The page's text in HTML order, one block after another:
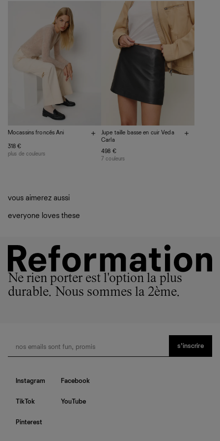
vos vêtements de ne pas finir dans les décharges, mais
plutôt sur d’autres personnes
La circularité chez Ref
En savoir plus
sur le développement durable chez Ref
Mocassins froncés Ani
318 €
plus de couleurs
Jupe taille basse en cuir Veda
Carla
498 €
7 couleurs
vous aimerez aussi
everyone loves these
Ne rien porter est l'option la plus
durable. Nous sommes la 2ème.
s’inscrire
Instagram Facebook
TikTok YouTube
Pinterest